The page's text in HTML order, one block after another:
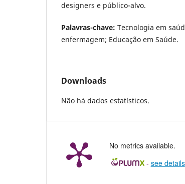
designers e público-alvo.
Palavras-chave: Tecnologia em
enfermagem; Educação em Saúde.
Downloads
Não há dados estatísticos.
No metrics available.
- see details